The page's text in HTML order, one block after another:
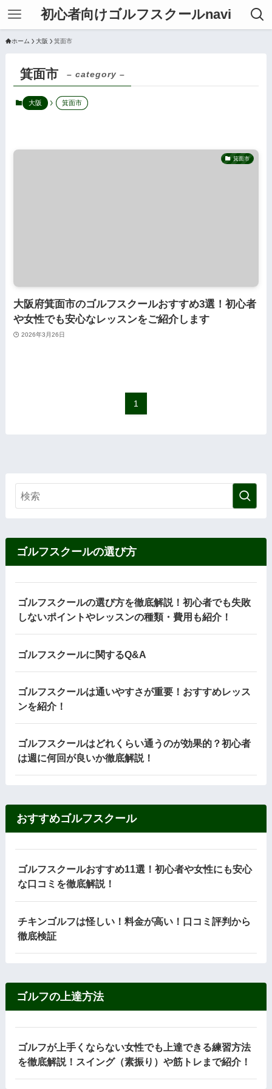
初心者向けゴルフスクールnavi
ホーム 大阪 箕面市
箕面市 – category –
大阪 箕面市
箕面市
大阪府箕面市のゴルフスクールおすすめ3選！初心者
や女性でも安心なレッスンをご紹介します
2026年3月26日
1
ゴルフスクールの選び方
ゴルフスクールの選び方を徹底解説！初心者でも失敗
しないポイントやレッスンの種類・費用も紹介！
ゴルフスクールに関するQ&A
ゴルフスクールは通いやすさが重要！おすすめレッス
ンを紹介！
ゴルフスクールはどれくらい通うのが効果的？初心者
は週に何回が良いか徹底解説！
おすすめゴルフスクール
ゴルフスクールおすすめ11選！初心者や女性にも安心
な口コミを徹底解説！
チキンゴルフは怪しい！料金が高い！口コミ評判から
徹底検証
ゴルフの上達方法
ゴルフが上手くならない女性でも上達できる練習方法
を徹底解説！スイング（素振り）や筋トレまで紹介！